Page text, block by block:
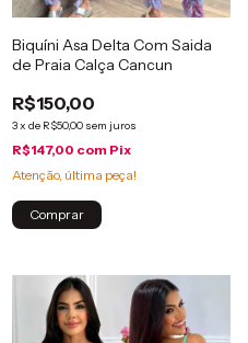
Biquíni Asa Delta Com Saida
de Praia Calça Cancun
R$150,00
3x de R$50,00 sem juros
R$147,00 com Pix
Atenção, última peça!
Comprar